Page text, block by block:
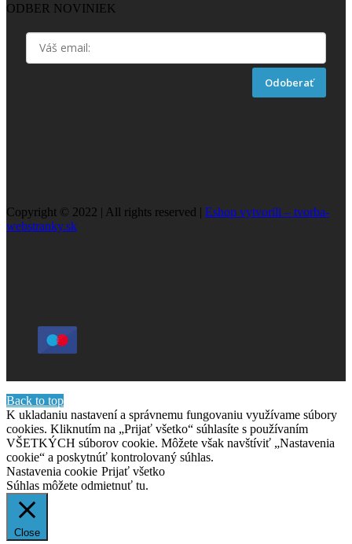
ODBER NOVINIEK
Odoberať
Copyright © 2022 | All rights reserved | Eshop vytvorili – tvorba-
webstranky.sk
Back to top
K ukladaniu nastavení a správnemu fungovaniu využívame súbory
cookies. Kliknutím na „Prijať všetko“ súhlasíte s používaním
VŠETKÝCH súborov cookie. Môžete však navštíviť „Nastavenia
cookie“ a poskytnúť kontrolovaný súhlas.
Nastavenia cookie Prijať všetko
Súhlas môžete odmietnuť tu.
Close